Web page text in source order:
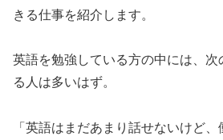
きる仕事を紹介します。
英語を勉強している方の中には、次
る人は多いはず。
「英語はまだあまり話せないけど